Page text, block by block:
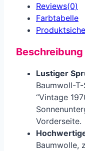
Reviews(0)
Farbtabelle
Beschreibung
Lustiger
Baumwoll-
“Vintage
Vorderseite.
Baumwolle,